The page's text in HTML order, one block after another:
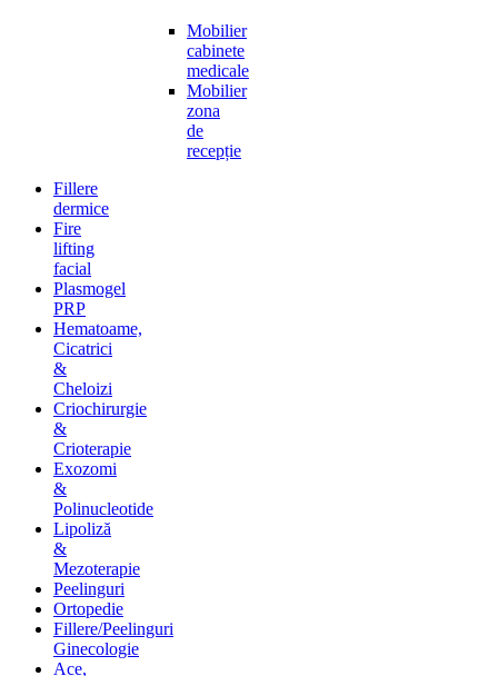
Mobilier
cabinete
medicale
Mobilier
zona
de
recepție
Fillere
dermice
Fire
lifting
facial
Plasmogel
PRP
Hematoame,
Cicatrici
&
Cheloizi
Criochirurgie
&
Crioterapie
Exozomi
&
Polinucleotide
Lipoliză
&
Mezoterapie
Peelinguri
Ortopedie
Fillere/Peelinguri
Ginecologie
Ace,